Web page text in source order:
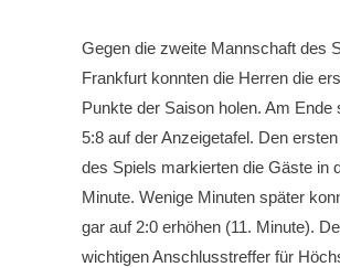
Gegen die zweite Mannschaft des
Frankfurt konnten die Herren die
Punkte der Saison holen. Am Ende
5:8 auf der Anzeigetafel. Den
des Spiels markierten die Gäste in
Minute. Wenige Minuten später
gar auf 2:0 erhöhen (11. Minute).
wichtigen Anschlusstreffer für